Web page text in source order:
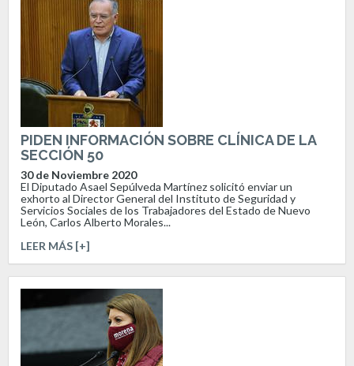
PIDEN INFORMACIÓN SOBRE CLÍNICA DE LA
SECCIÓN 50
30 de Noviembre 2020
El Diputado Asael Sepúlveda Martínez solicitó enviar un
exhorto al Director General del Instituto de Seguridad y
Servicios Sociales de los Trabajadores del Estado de Nuevo
León, Carlos Alberto Morales...
LEER MÁS [+]